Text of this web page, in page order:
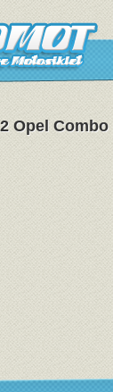
Opel Combo